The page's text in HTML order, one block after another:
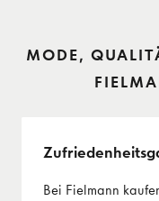
MODE,
Bei Fielmann